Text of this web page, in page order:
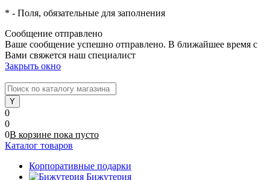
* - Поля, обязательные для заполнения
Сообщение отправлено
Ваше сообщение успешно отправлено. В ближайшее время с
Вами свяжется наш специалист
Закрыть окно
0
0
0В корзине пока пусто
Каталог товаров
Корпоративные подарки
Бижутерия